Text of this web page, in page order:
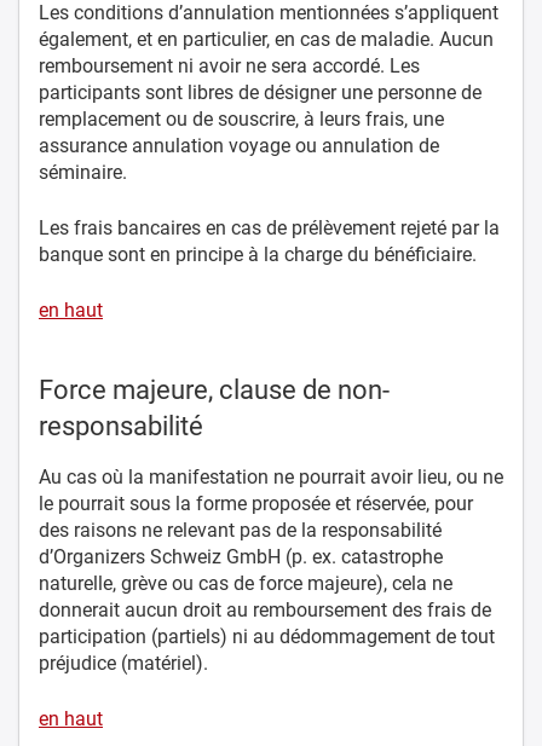
Les conditions d’annulation mentionnées s’appliquent
également, et en particulier, en cas de maladie. Aucun
remboursement ni avoir ne sera accordé. Les
participants sont libres de désigner une personne de
remplacement ou de souscrire, à leurs frais, une
assurance annulation voyage ou annulation de
séminaire.
Les frais bancaires en cas de prélèvement rejeté par la
banque sont en principe à la charge du bénéficiaire.
en haut
Force majeure, clause de non-
responsabilité
Au cas où la manifestation ne pourrait avoir lieu, ou ne
le pourrait sous la forme proposée et réservée, pour
des raisons ne relevant pas de la responsabilité
d’Organizers Schweiz GmbH (p. ex. catastrophe
naturelle, grève ou cas de force majeure), cela ne
donnerait aucun droit au remboursement des frais de
participation (partiels) ni au dédommagement de tout
préjudice (matériel).
en haut